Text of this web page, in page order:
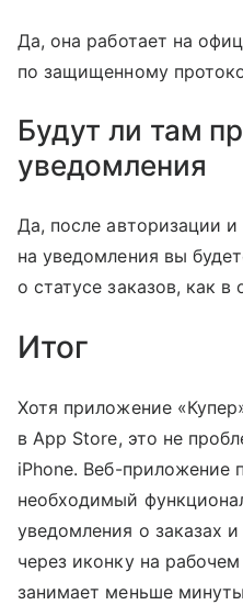
Да, она работает на
по защищенному
Будут ли там
уведомления
Да, после авторизации
на уведомления вы
о статусе заказов, как
Итог
Хотя приложение
в App Store, это не
iPhone. Веб-приложение
необходимый
уведомления о заказах
через иконку на
занимает меньше